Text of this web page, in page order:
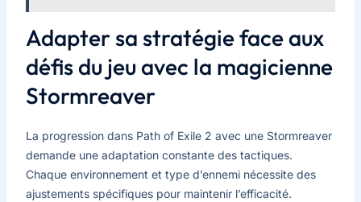
Adapter sa stratégie face aux
défis du jeu avec la magicienne
Stormreaver
La progression dans Path of Exile 2 avec une Stormreaver
demande une adaptation constante des tactiques.
Chaque environnement et type d’ennemi nécessite des
ajustements spécifiques pour maintenir l’efficacité.